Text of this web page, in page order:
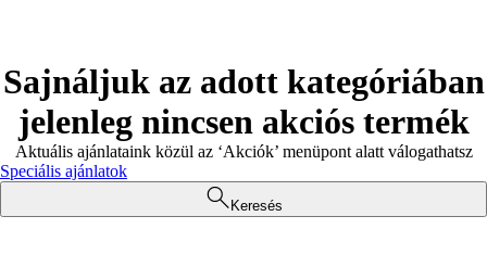
Sajnáljuk az adott kategóriában
jelenleg nincsen akciós termék
Aktuális ajánlataink közül az ‘Akciók’ menüpont alatt válogathatsz
Speciális ajánlatok
Keresés